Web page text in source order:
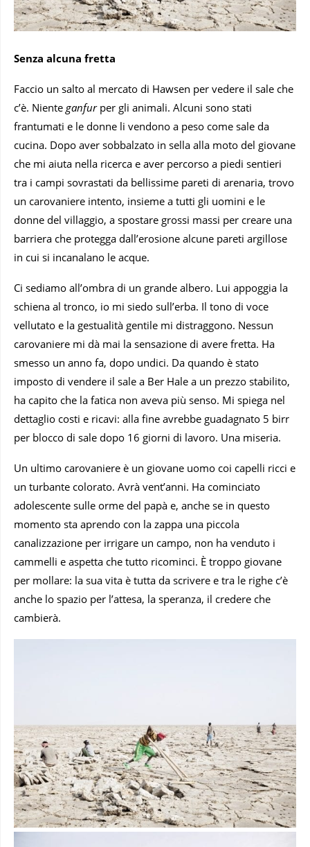
Senza alcuna fretta
Faccio un salto al mercato di Hawsen per vedere il sale che
c’è. Niente ganfurper gli animali. Alcuni sono stati
frantumati e le donne li vendono a peso come sale da
cucina. Dopo aver sobbalzato in sella alla moto del giovane
che mi aiuta nella ricerca e aver percorso a piedi sentieri
tra i campi sovrastati da bellissime pareti di arenaria, trovo
un carovaniere intento, insieme a tutti gli uomini e le
donne del villaggio, a spostare grossi massi per creare una
barriera che protegga dall’erosione alcune pareti argillose
in cui si incanalano le acque.
Ci sediamo all’ombra di un grande albero. Lui appoggia la
schiena al tronco, io mi siedo sull’erba. Il tono di voce
vellutato e la gestualità gentile mi distraggono. Nessun
carovaniere mi dà mai la sensazione di avere fretta. Ha
smesso un anno fa, dopo undici. Da quando è stato
imposto di vendere il sale a Ber Hale a un prezzo stabilito,
ha capito che la fatica non aveva più senso. Mi spiega nel
dettaglio costi e ricavi: alla fine avrebbe guadagnato 5 birr
per blocco di sale dopo 16 giorni di lavoro. Una miseria.
Un ultimo carovaniere è un giovane uomo coi capelli ricci e
un turbante colorato. Avrà vent’anni. Ha cominciato
adolescente sulle orme del papà e, anche se in questo
momento sta aprendo con la zappa una piccola
canalizzazione per irrigare un campo, non ha venduto i
cammelli e aspetta che tutto ricominci. È troppo giovane
per mollare: la sua vita è tutta da scrivere e tra le righe c’è
anche lo spazio per l’attesa, la speranza, il credere che
cambierà.